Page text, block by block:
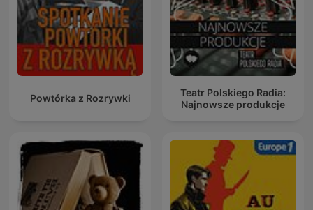
Powtórka z Rozrywki
Teatr Polskiego Radia:
Najnowsze produkcje